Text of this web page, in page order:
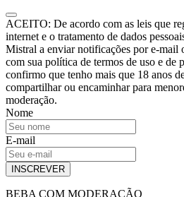
ACEITO: De acordo com as leis que
internet e o tratamento de dados
Mistral a enviar notificações por e-mail
com sua política de termos de uso e de
confirmo que tenho mais que 18 anos
compartilhar ou encaminhar para
moderação.
Nome
E-mail
INSCREVER
BEBA COM MODERAÇÃO